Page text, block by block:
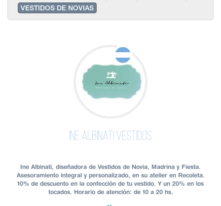
VESTIDOS DE NOVIAS
Ine Albinati Vestidos
Ine Albinati, diseñadora de Vestidos de Novia, Madrina y Fiesta.
Asesoramiento integral y personalizado, en su atelier en Recoleta.
10% de descuento en la confección de tu vestido. Y un 20% en los
tocados. Horario de atención: de 10 a 20 hs.